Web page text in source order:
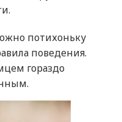
потихоньку
поведения.
гораздо